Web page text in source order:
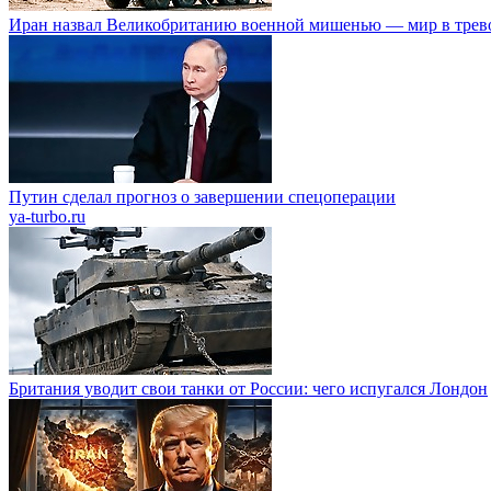
Иран назвал Великобританию военной мишенью — мир в
Путин сделал прогноз о завершении спецоперации
ya-turbo.ru
Британия уводит свои танки от России: чего испугался Лондон